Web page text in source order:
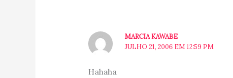
MARCIA KAWABE
JULHO 21, 2006 EM 12:59 PM
Hahaha